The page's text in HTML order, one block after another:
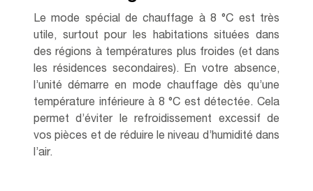
Le mode spécial de chauffage à 8 °C est très
utile, surtout pour les habitations situées dans
des régions à températures plus froides (et dans
les résidences secondaires). En votre absence,
l’unité démarre en mode chauffage dès qu’une
température inférieure à 8 °C est détectée. Cela
permet d’éviter le refroidissement excessif de
vos pièces et de réduire le niveau d’humidité dans
l’air.